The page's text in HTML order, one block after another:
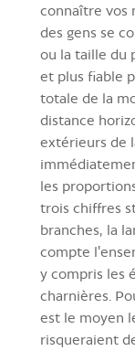
connaître vos
des gens se
ou la taille du
et plus fiable
totale de la
distance
extérieurs de
les
trois chiffres
branches, la
compte
y compris les
charnières.
est le moyen
risqueraient